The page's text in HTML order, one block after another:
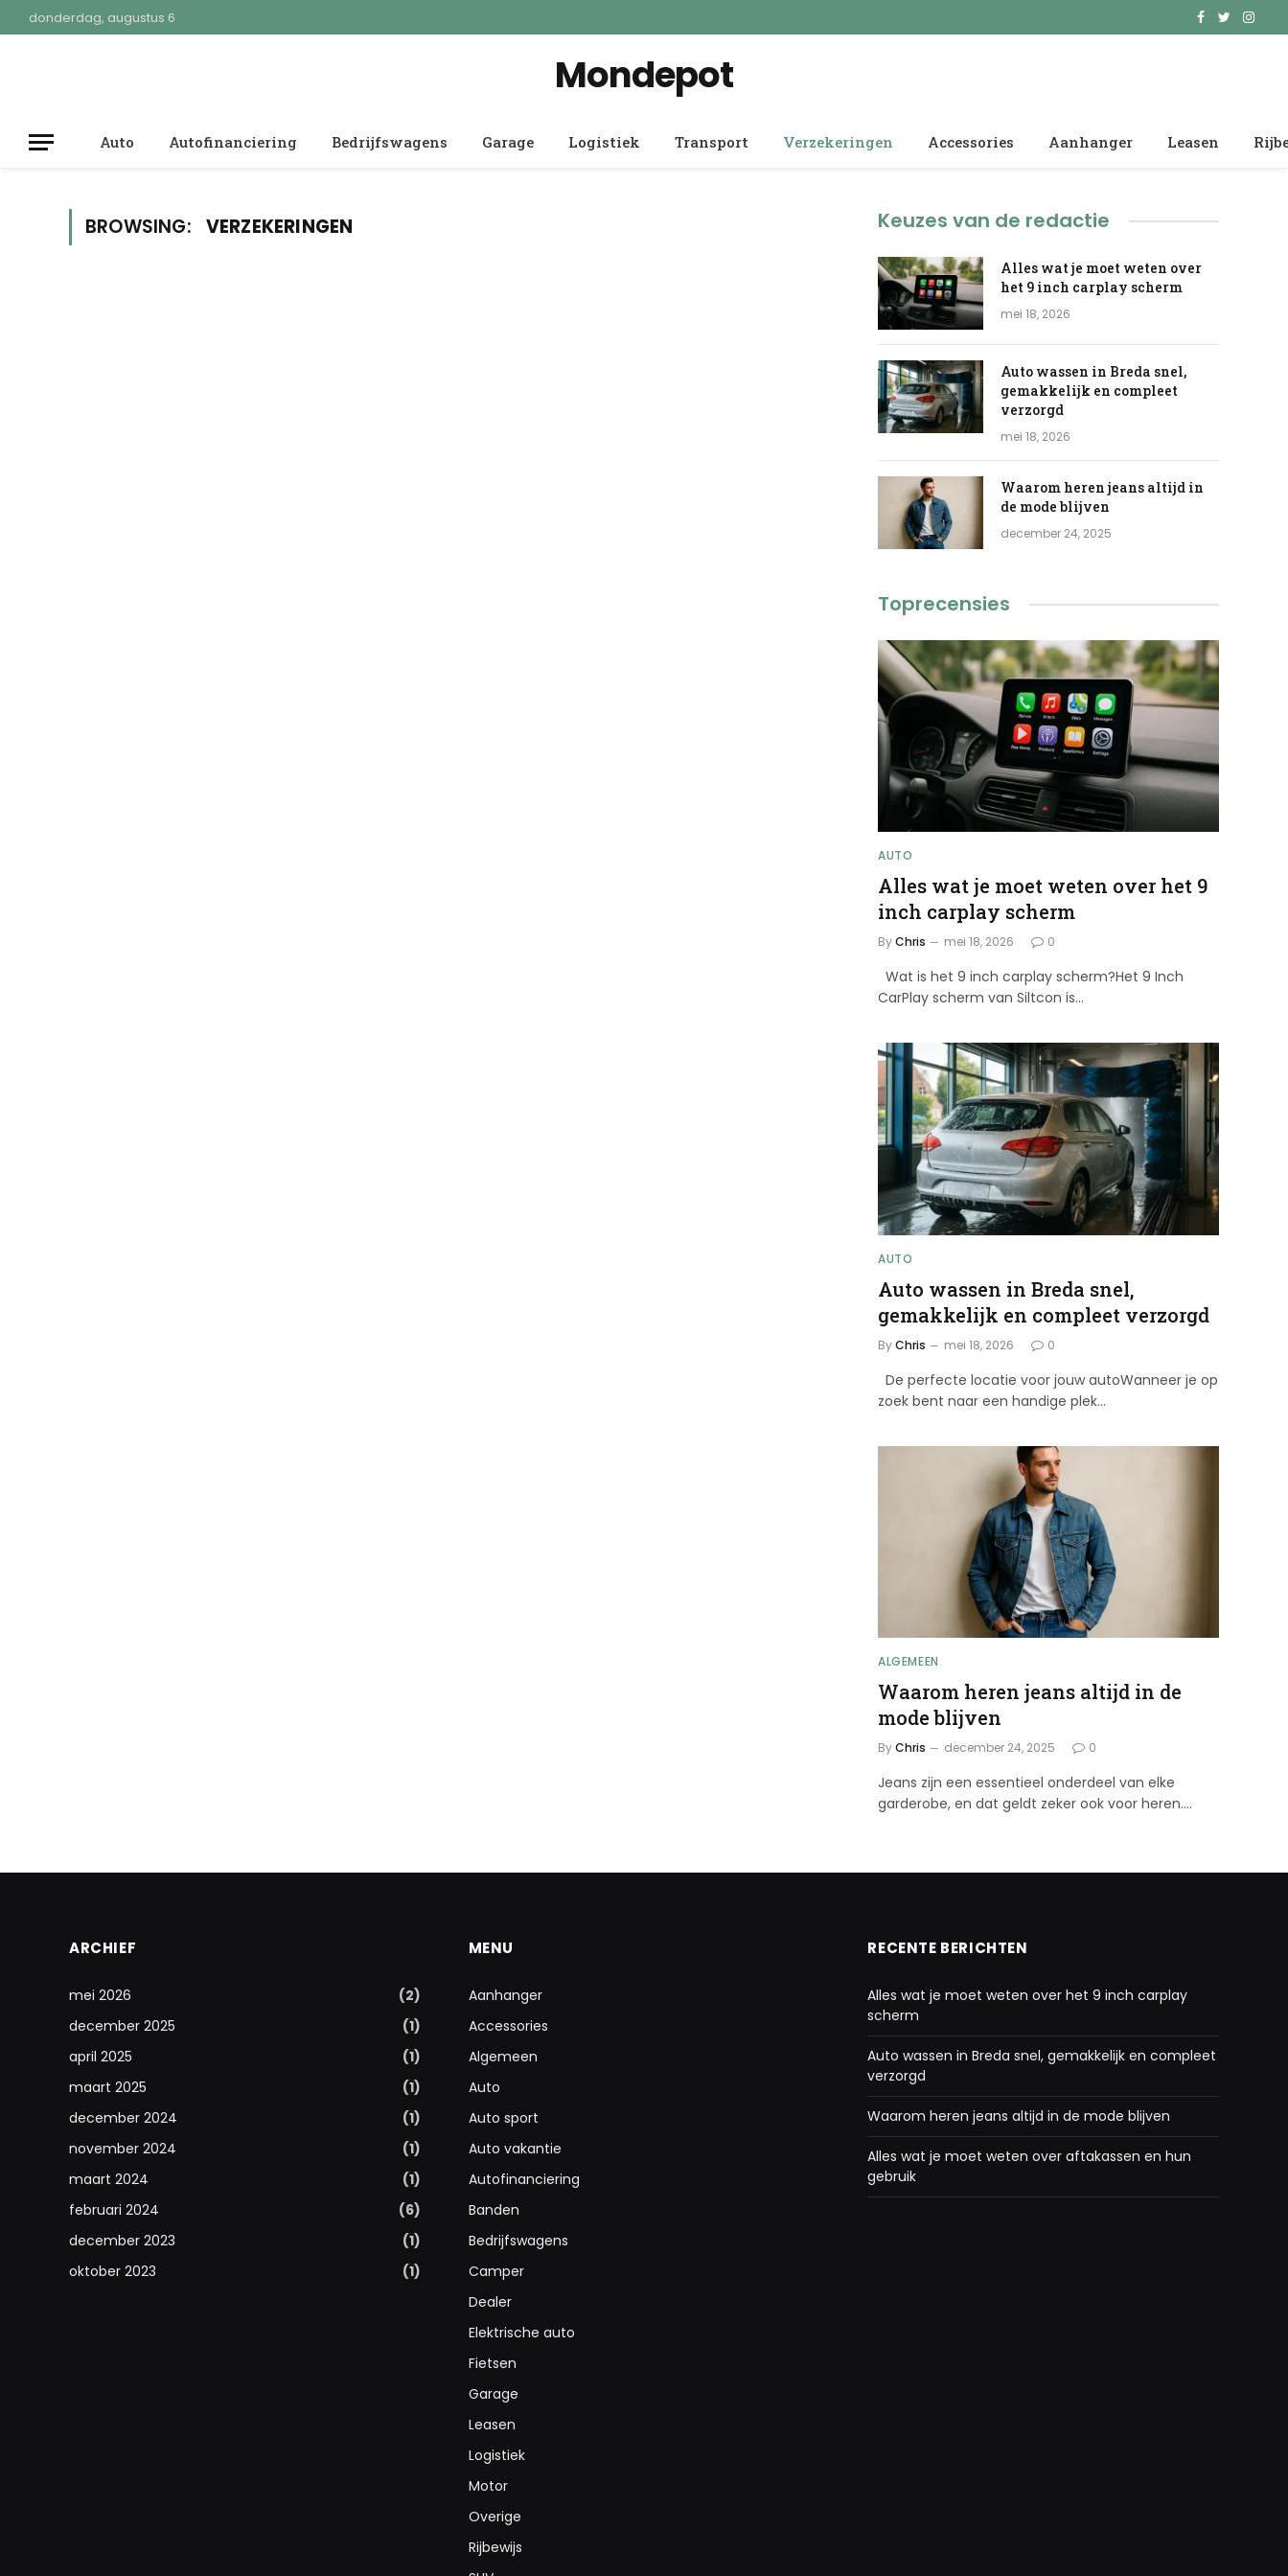
donderdag, augustus 6 Facebook
Twitter
Mondepot
Auto Autofinanciering Bedrijfswagens Garage Logistiek Transport Verzekeringen Accessories Aanhanger Leasen
BROWSING: VERZEKERINGEN Keuzes van de redactie
Alles wat je moet weten over
het 9 inch carplay scherm
mei 18, 2026
Auto wassen in Breda snel,
gemakkelijk en compleet
verzorgd
mei 18, 2026
Waarom heren jeans altijd in
de mode blijven
december 24, 2025
Toprecensies
AUTO
Alles wat je moet weten over het 9
inch carplay scherm
ByChris mei 18, 2026 0
Wat is het 9 inch carplay scherm?Het 9 Inch
CarPlay scherm van Siltcon is…
AUTO
Auto wassen in Breda snel,
gemakkelijk en compleet verzorgd
ByChris mei 18, 2026 0
De perfecte locatie voor jouw autoWanneer je op
zoek bent naar een handige plek…
ALGEMEEN
Waarom heren jeans altijd in de
mode blijven
ByChris december 24, 2025 0
Jeans zijn een essentieel onderdeel van elke
garderobe, en dat geldt zeker ook voor heren.…
ARCHIEF
mei 2026
(2)
december 2025
(1)
april 2025
(1)
maart 2025
(1)
december 2024
(1)
november 2024
(1)
maart 2024
(1)
februari 2024
(6)
december 2023
(1)
oktober 2023
(1)
MENU
Aanhanger
Accessories
Algemeen
Auto
Auto sport
Auto vakantie
Autofinanciering
Banden
Bedrijfswagens
Camper
Dealer
Elektrische auto
Fietsen
Garage
Leasen
Logistiek
Motor
Overige
Rijbewijs
RECENTE BERICHTEN
Alles wat je moet weten over het 9 inch carplay
scherm
Auto wassen in Breda snel, gemakkelijk en compleet
verzorgd
Waarom heren jeans altijd in de mode blijven
Alles wat je moet weten over aftakassen en hun
gebruik